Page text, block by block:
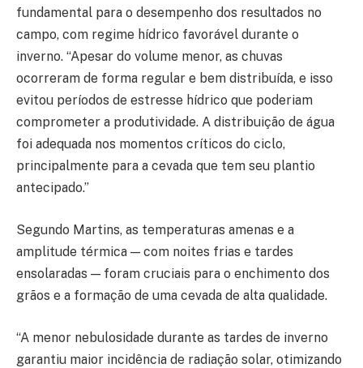
fundamental para o desempenho dos resultados no
campo, com regime hídrico favorável durante o
inverno. “Apesar do volume menor, as chuvas
ocorreram de forma regular e bem distribuída, e isso
evitou períodos de estresse hídrico que poderiam
comprometer a produtividade. A distribuição de água
foi adequada nos momentos críticos do ciclo,
principalmente para a cevada que tem seu plantio
antecipado.”
Segundo Martins, as temperaturas amenas e a
amplitude térmica — com noites frias e tardes
ensolaradas — foram cruciais para o enchimento dos
grãos e a formação de uma cevada de alta qualidade.
“A menor nebulosidade durante as tardes de inverno
garantiu maior incidência de radiação solar, otimizando